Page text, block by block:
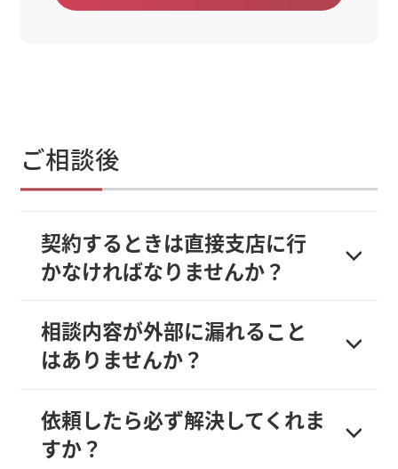
ご相談後
契約するときは直接支店に行
かなければなりませんか？
相談内容が外部に漏れること
はありませんか？
依頼したら必ず解決してくれま
すか？